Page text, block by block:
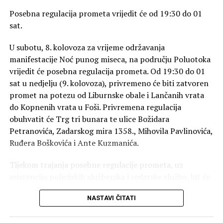
načine dokumentirano i promišljeno 36 godina trajanja
Croatie redivive, njezina poetika, kulturna uloga i mjesto
u suvremenoj hrvatskoj književnosti.
Zbornik je biranim riječima predstavila prof. dr. sc. Sanja
Knežević sa Sveučilišta u Zadru, posebno istaknuvši
značenje zlatne formule ča-kaj-što, koja predstavlja
jedno od temeljnih obilježja Croatie redivive. Zlatna
formula ča-kaj-što, naime, u međuvremenu je nadrasla
okvire same pjesničke manifestacije. Rješenjem
Ministarstva kulture Republike Hrvatske proglašena je
zaštićenim nacionalnim nematerijalnim kulturnim
dobrom, a njezino je značenje prepoznato i u Zakonu o
hrvatskom jeziku, koji je donio Hrvatski sabor.
susreću i prožimaju različiti hrvatski jezični i pjesnički
izrazi, stvarajući svojevrsni književni prostor zajedništva
hrvatske jezične baštine.
Pozivamo sve građane da nam se pridruže13. kolovoza
u atriju Providurove palače od 14 do 18 sati
Daruj krv! Spasi život!
“
Posebna regulacija prometa vrijedit će od 19:30 do 01
sat.
U subotu, 8. kolovoza za vrijeme održavanja
manifestacije Noć punog miseca, na području Poluotoka
vrijedit će posebna regulacija prometa. Od 19:30 do 01
sat u nedjelju (9. kolovoza), privremeno će biti zatvoren
promet na potezu od Liburnske obale i Lančanih vrata
do Kopnenih vrata u Foši. Privremena regulacija
obuhvatit će Trg tri bunara te ulice Božidara
Petranovića, Zadarskog mira 1358., Mihovila Pavlinovića,
Ruđera Boškovića i Ante Kuzmanića.
Tijekom trajanja posebne regulacije prometa, uz
omogućen prolazak vozila žurnih službi, vozila
komunalnih službi te vozila stanara navedenog područja.
NASTAVI ČITATI